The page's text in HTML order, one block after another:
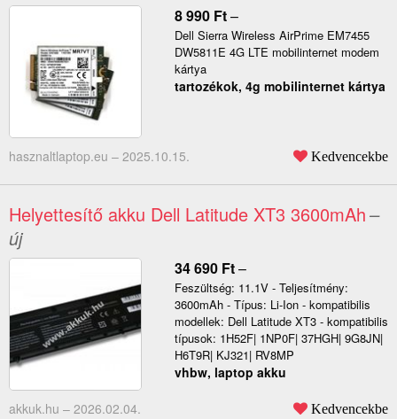
8 990 Ft–
Dell Sierra Wireless AirPrime EM7455
DW5811E 4G LTE mobilinternet modem
kártya
tartozékok, 4g mobilinternet kártya
hasznaltlaptop.eu – 2025.10.15. Kedvencekbe
Helyettesítő akku Dell Latitude XT3 3600mAh–
új
34 690 Ft–
Feszültség: 11.1V - Teljesítmény:
3600mAh - Típus: Li-Ion - kompatibilis
modellek: Dell Latitude XT3 - kompatibilis
típusok: 1H52F| 1NP0F| 37HGH| 9G8JN|
H6T9R| KJ321| RV8MP
vhbw, laptop akku
akkuk.hu – 2026.02.04. Kedvencekbe